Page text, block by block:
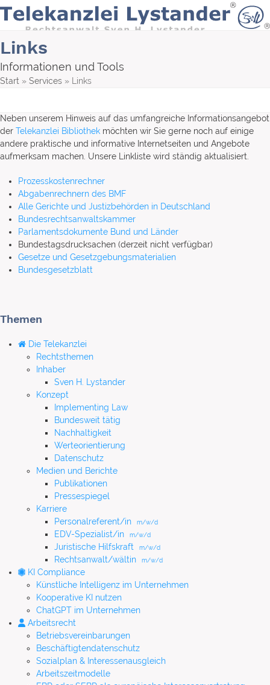
Skip
content
Links
Informationen und Tools
Start » Services » Links
Neben unserem Hinweis auf das umfangreiche Informationsangebot
der Telekanzlei Bibliothek möchten wir Sie gerne noch auf einige
andere praktische und informative Internetseiten und Angebote
aufmerksam machen. Unsere Linkliste wird ständig aktualisiert.
Prozesskostenrechner
Abgabenrechnern des BMF
Alle Gerichte und Justizbehörden in Deutschland
Bundesrechtsanwaltskammer
Parlamentsdokumente Bund und Länder
Bundestagsdrucksachen (derzeit nicht verfügbar)
Gesetze und Gesetzgebungsmaterialien
Bundesgesetzblatt
Themen
Die Telekanzlei
Rechtsthemen
Inhaber
Sven H. Lystander
Konzept
Implementing Law
Bundesweit tätig
Nachhaltigkeit
Werteorientierung
Datenschutz
Medien und Berichte
Publikationen
Pressespiegel
Karriere
Personalreferent/in
m/w/d
EDV-Spezialist/in m/w/d
Juristische Hilfskraft m/w/d
Rechtsanwalt/wältin m/w/d
KI Compliance
Künstliche Intelligenz im Unternehmen
Kooperative KI nutzen
ChatGPT im Unternehmen
Arbeitsrecht
Betriebsvereinbarungen
Beschäftigtendatenschutz
Sozialplan & Interessenausgleich
Arbeitszeitmodelle